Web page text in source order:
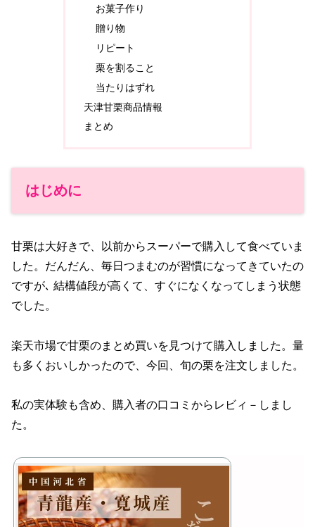
お菓子作り
贈り物
リピート
栗を割ること
当たりはずれ
天津甘栗商品情報
まとめ
はじめに
甘栗は大好きで、以前からスーパーで購入して食べていま
した。だんだん、毎日つまむのが習慣になってきていたの
ですが､ 結構値段が高くて、すぐになくなってしまう状態
でした。
楽天市場で甘栗のまとめ買いを見つけて購入しました。量
も多くおいしかったので、今回、旬の栗を注文しました。
私の実体験も含め、購入者の口コミからレビィ－しまし
た。